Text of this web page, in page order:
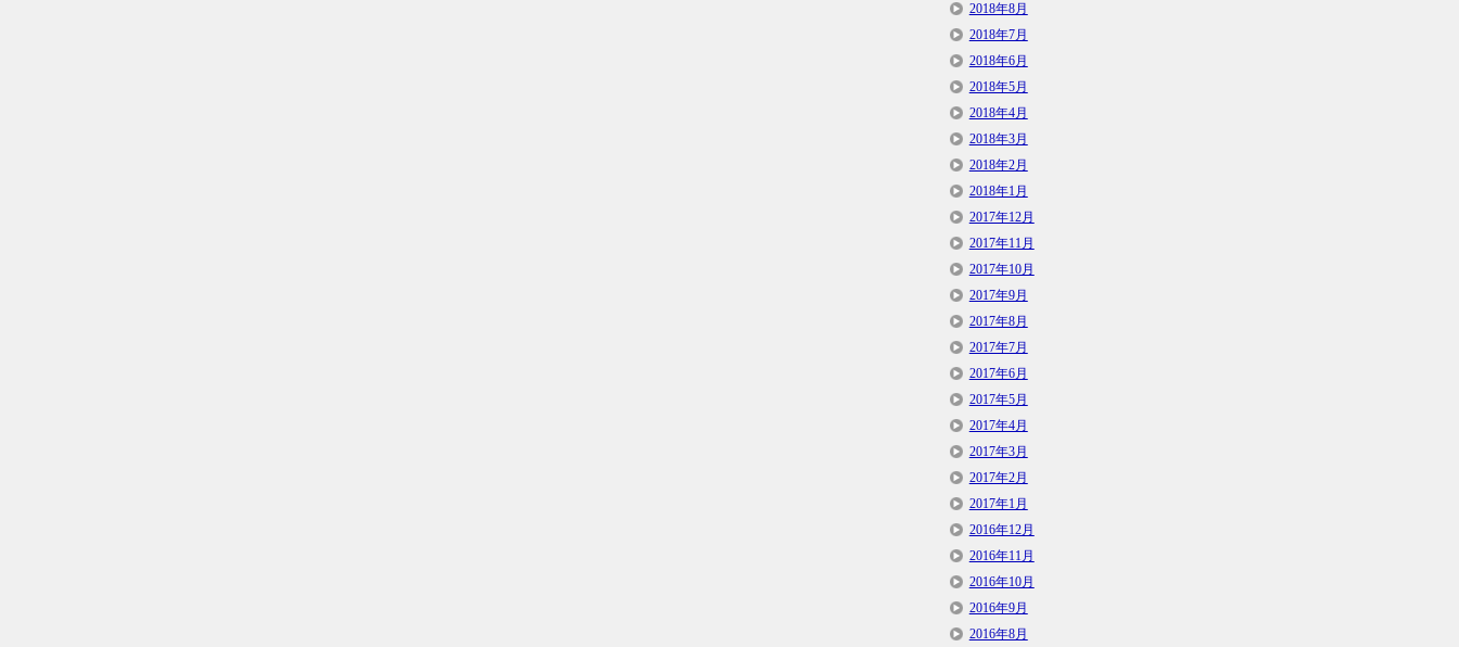
2018年8月
2018年7月
2018年6月
2018年5月
2018年4月
2018年3月
2018年2月
2018年1月
2017年12月
2017年11月
2017年10月
2017年9月
2017年8月
2017年7月
2017年6月
2017年5月
2017年4月
2017年3月
2017年2月
2017年1月
2016年12月
2016年11月
2016年10月
2016年9月
2016年8月